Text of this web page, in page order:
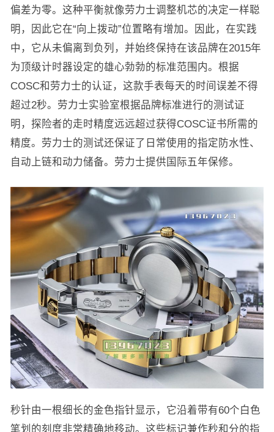
偏差为零。这种平衡就像劳力士调整机芯的决定一样聪
明，因此它在“向上拨动”位置略有增加。因此，在实践
中，它从未偏离到负列，并始终保持在该品牌在2015年
为顶级计时器设定的雄心勃勃的标准范围内。根据
COSC和劳力士的认证，这款手表每天的时间误差不得
超过2秒。劳力士实验室根据品牌标准进行的测试证
明，探险者的走时精度远远超过获得COSC证书所需的
精度。劳力士的测试还保证了日常使用的指定防水性、
自动上链和动力储备。劳力士提供国际五年保修。
秒针由一根细长的金色指针显示，它沿着带有60个白色
笔划的刻度非常精确地移动。这些标记兼作秒和分的指